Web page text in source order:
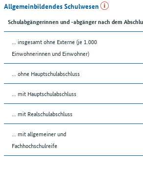
Allgemeinbildendes Schulwesen
Schulabgängerinnen und -abgänger nach dem
... insgesamt ohne Externe (je 1.000
Einwohnerinnen und Einwohner)
... ohne Hauptschulabschluss
... mit Hauptschulabschluss
... mit Realschulabschluss
... mit allgemeiner und
Fachhochschulreife